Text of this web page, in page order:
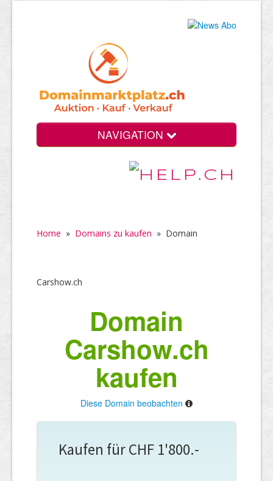
NAVIGATION
Home » Domains zu kaufen » Domain
Carshow.ch
Domain
Carshow.ch
kaufen
Diese Domain beobachten
Kaufen für CHF 1'800.-